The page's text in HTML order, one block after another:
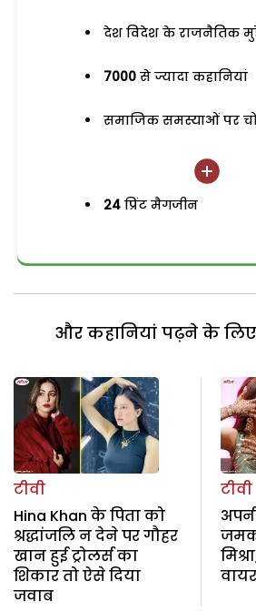
देश विदेश के राजनैतिक
7000 से ज्यादा कहानियां
समाजिक समस्याओं पर
24 प्रिंट मैगजीन
और कहानियां पढ़ने के
टीवी
Hina Khan के पिता को
श्रद्धांजलि न देने पर गौहर
खान हुई ट्रोलर्स का
शिकार तो ऐसे दिया
जवाब
टीवी